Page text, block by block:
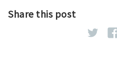
Share this post